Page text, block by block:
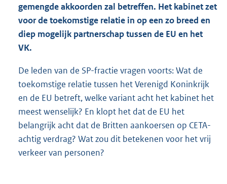
gemengde akkoorden zal betreffen. Het kabinet zet
voor de toekomstige relatie in op een zo breed en
diep mogelijk partnerschap tussen de EU en het
VK.
De leden van de SP-fractie vragen voorts: Wat de
toekomstige relatie tussen het Verenigd Koninkrijk
en de EU betreft, welke variant acht het kabinet het
meest wenselijk? En klopt het dat de EU het
belangrijk acht dat de Britten aankoersen op CETA-
achtig verdrag? Wat zou dit betekenen voor het vrij
verkeer van personen?